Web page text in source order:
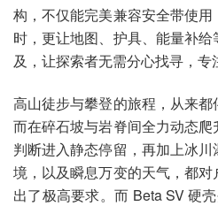
构，不仅能完美兼容安全带使
时，更让地图、护具、能量补
及，让探索者无需分心找寻，专
高山徒步与攀登的旅程，从来
而在碎石坡与岩脊间全力动态
判断进入静态停留，再加上冰
境，以及瞬息万变的天气，都
出了极高要求。而 Beta SV 硬